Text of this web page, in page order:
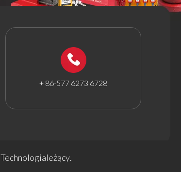
+ 86-577 6273 6728
leżący.